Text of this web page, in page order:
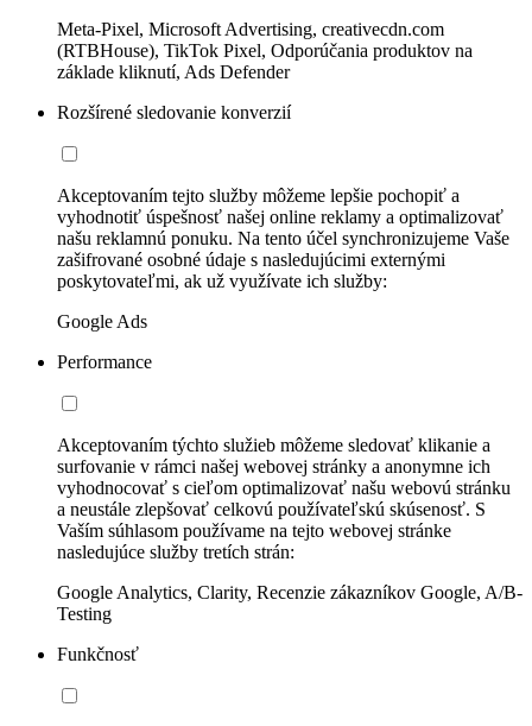
Meta-Pixel, Microsoft Advertising, creativecdn.com
(RTBHouse), TikTok Pixel, Odporúčania produktov na
základe kliknutí, Ads Defender
Rozšírené sledovanie konverzií
Akceptovaním tejto služby môžeme lepšie pochopiť a
vyhodnotiť úspešnosť našej online reklamy a optimalizovať
našu reklamnú ponuku. Na tento účel synchronizujeme Vaše
zašifrované osobné údaje s nasledujúcimi externými
poskytovateľmi, ak už využívate ich služby:
Google Ads
Performance
Akceptovaním týchto služieb môžeme sledovať klikanie a
surfovanie v rámci našej webovej stránky a anonymne ich
vyhodnocovať s cieľom optimalizovať našu webovú stránku
a neustále zlepšovať celkovú používateľskú skúsenosť. S
Vaším súhlasom používame na tejto webovej stránke
nasledujúce služby tretích strán:
Google Analytics, Clarity, Recenzie zákazníkov Google, A/B-
Testing
Funkčnosť